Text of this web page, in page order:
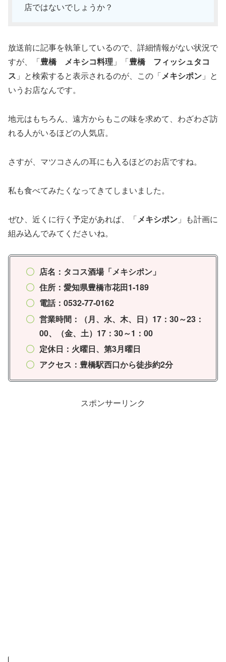
店ではないでしょうか？
放送前に記事を執筆しているので、詳細情報がない状況で
すが、「豊橋 メキシコ料理 」「豊橋 フィッシュタコ
ス 」と検索すると表示されるのが、この「メキシポン 」と
いうお店なんです。
地元はもちろん、遠方からもこの味を求めて、わざわざ訪
れる人がいるほどの人気店。
さすが、マツコさんの耳にも入るほどのお店ですね。
私も食べてみたくなってきてしまいました。
ぜひ、近くに行く予定があれば、「メキシポン 」も計画に
組み込んでみてくださいね。
店名：タコス酒場「メキシポン」
住所：愛知県豊橋市花田1‐189
電話：0532‐77‐0162
営業時間：（月、水、木、日）17：30～23：
00、（金、土）17：30～1：00
定休日：火曜日、第3月曜日
アクセス：豊橋駅西口から徒歩約2分
スポンサーリンク